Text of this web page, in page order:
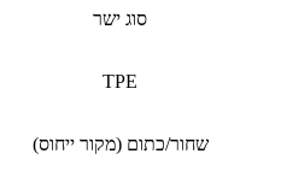
סוג ישר
TPE
שחור/כתום (מקור ייחוס)